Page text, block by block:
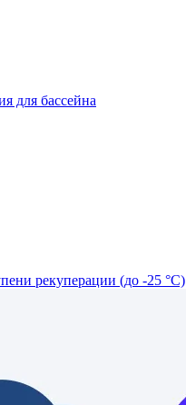
для бассейна
рекуперации (до -25 °C)